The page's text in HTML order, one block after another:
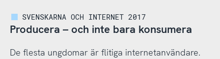
SVENSKARNA OCH INTERNET 2017
Producera – och inte bara konsumera
De flesta ungdomar är flitiga internetanvändare.